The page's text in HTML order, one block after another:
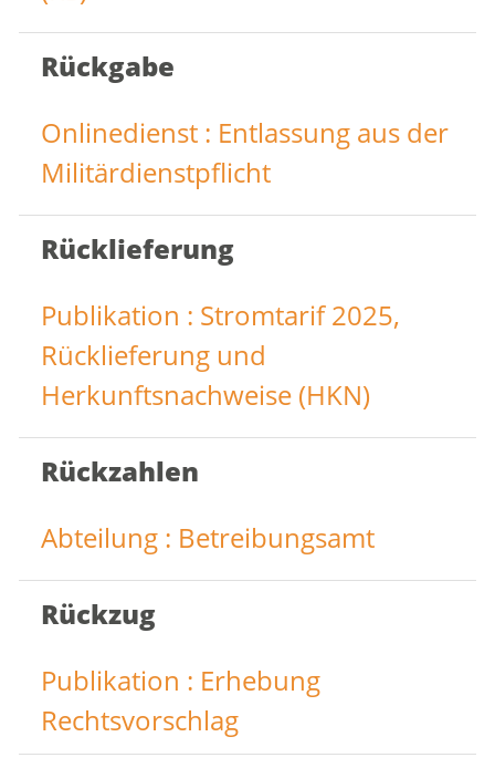
Rückgabe
Onlinedienst : Entlassung aus der
Militärdienstpflicht
Rücklieferung
Publikation : Stromtarif 2025,
Rücklieferung und
Herkunftsnachweise (HKN)
Rückzahlen
Abteilung : Betreibungsamt
Rückzug
Publikation : Erhebung
Rechtsvorschlag